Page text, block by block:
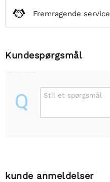
Fremragende service
Kundespørgsmål
Q Stil et spørgsmål
kunde anmeldelser